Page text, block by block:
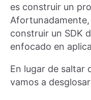
es construir un
construir un SDK
enfocado en
En lugar de saltar
vamos a